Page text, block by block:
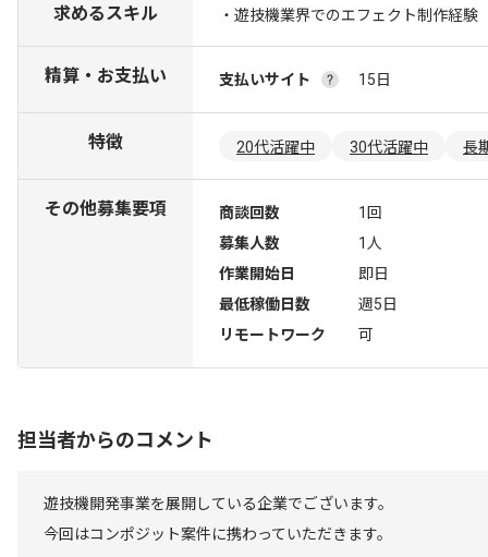
求めるスキル ・遊技機業界でのエフェクト制作経験
精算・お支払い 支払いサイト 15日
特徴 20代活躍中 30代活躍中 長
その他募集要項 商談回数
1回
募集人数
1人
作業開始日
即日
最低稼働日数
週5日
リモートワーク
可
担当者からのコメント
遊技機開発事業を展開している企業でございます。
今回はコンポジット案件に携わっていただきます。